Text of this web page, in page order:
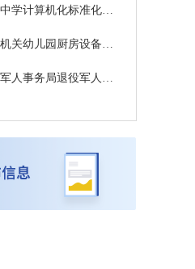
池州市第一中学计算机化标准化考场建设招标公告
城关中心校机关幼儿园厨房设备采购项目公开招标公告
颍东区退役军人事务局退役军人培训学校采购项目竞争性磋商公告